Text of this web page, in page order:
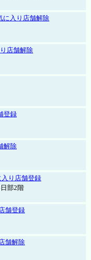
に入り店舗解除
店舗解除
登録
解除
入り店舗登録
部2階
舗登録
舗解除